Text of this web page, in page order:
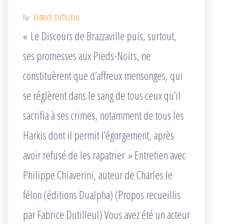
Par FABRICE DUTILLEUL
« Le Discours de Brazzaville puis, surtout,
ses promesses aux Pieds-Noirs, ne
constituèrent que d’affreux mensonges, qui
se réglèrent dans le sang de tous ceux qu’il
sacrifia à ses crimes, notamment de tous les
Harkis dont il permit l’égorgement, après
avoir refusé de les rapatrier » Entretien avec
Philippe Chiaverini, auteur de Charles le
félon (éditions Dualpha) (Propos recueillis
par Fabrice Dutilleul) Vous avez été un acteur